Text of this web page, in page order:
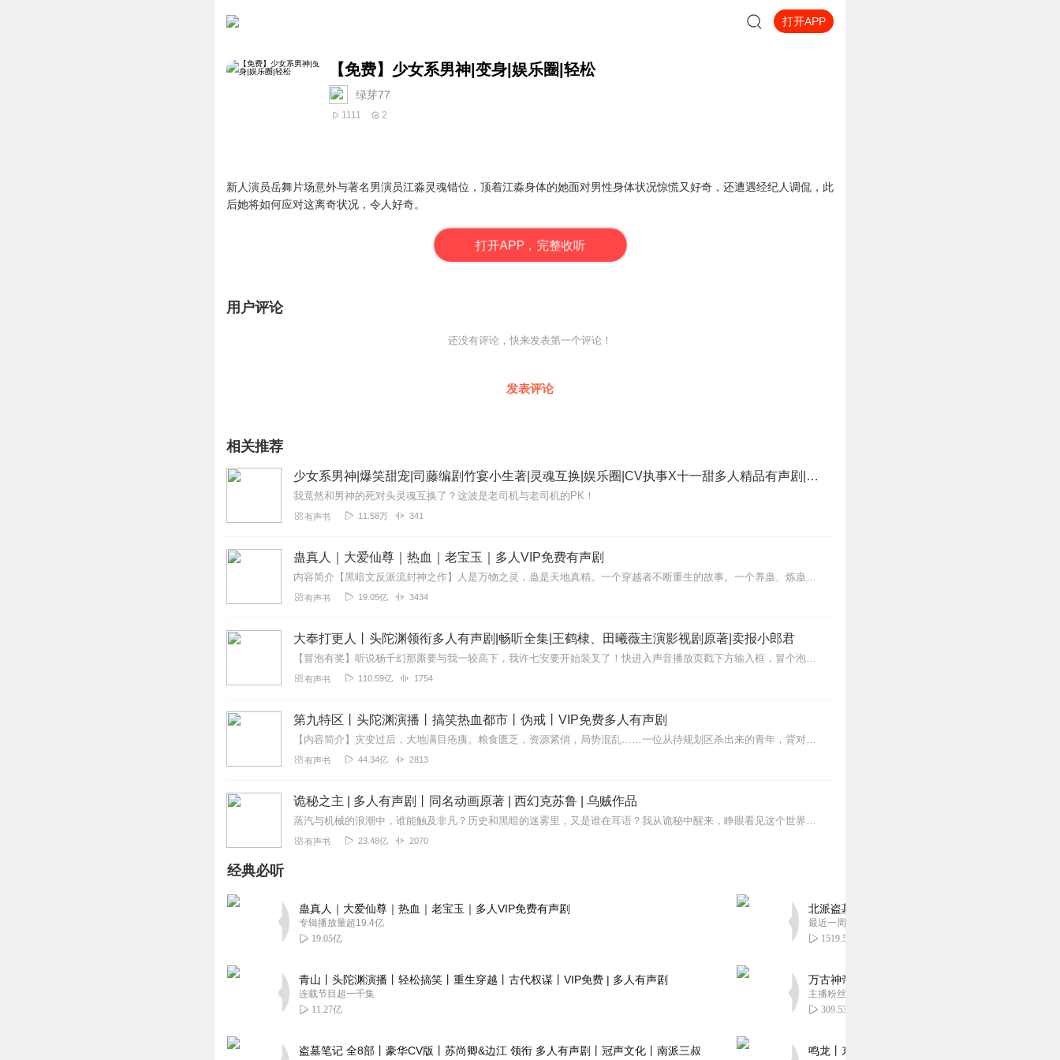
打开APP
【免费】少女系男神|变身|娱乐圈|轻松
绿芽77
1111 2
新人演员岳舞片场意外与著名男演员江淼灵魂错位，顶着江淼身体的她面对男性身体状况惊慌又好奇，还遭遇经纪人调侃，此
后她将如何应对这离奇状况，令人好奇。
打开APP，完整收听
用户评论
还没有评论，快来发表第一个评论！
发表评论
相关推荐
少女系男神|爆笑甜宠|司藤编剧竹宴小生著|灵魂互换|娱乐圈|CV执事X十一甜多人精品有声剧|回音社
我竟然和男神的死对头灵魂互换了？这波是老司机与老司机的PK！
有声书 11.58万 341
蛊真人｜大爱仙尊｜热血｜老宝玉｜多人VIP免费有声剧
内容简介【黑暗文反派流封神之作】人是万物之灵，蛊是天地真精。一个穿越者不断重生的故事。一个养蛊、炼蛊、用蛊的奇特世界。配音组（男角色）老宝玉旁白...
有声书 19.05亿 3434
大奉打更人丨头陀渊领衔多人有声剧|畅听全集|王鹤棣、田曦薇主演影视剧原著|卖报小郎君
【冒泡有奖】听说杨千幻那厮要与我一较高下，我许七安要开始装叉了！快进入声音播放页戳下方输入框，冒个泡偷偷告诉我，我要用哪些诗词才能胜过他？说得好的，有赏！202...
有声书 110.59亿 1754
第九特区丨头陀渊演播丨搞笑热血都市丨伪戒丨VIP免费多人有声剧
【内容简介】灾变过后，大地满目疮痍。粮食匮乏，资源紧俏，局势混乱……一位从待规划区杀出来的青年，背对着漫天黄沙，孤身来到九区谋生，却不曾想偶然结识三五好友，一念...
有声书 44.34亿 2813
诡秘之主 | 多人有声剧丨同名动画原著 | 西幻克苏鲁 | 乌贼作品
蒸汽与机械的浪潮中，谁能触及非凡？历史和黑暗的迷雾里，又是谁在耳语？我从诡秘中醒来，睁眼看见这个世界：枪械，大炮，巨舰，飞空艇，差分机；魔药，占卜，诅咒，倒吊人...
有声书 23.48亿 2070
经典必听
蛊真人｜大爱仙尊｜热血｜老宝玉｜多人VIP免费有声剧
专辑播放量超19.4亿
19.05亿
青山丨头陀渊演播丨轻松搞笑丨重生穿越丨古代权谋丨VIP免费 | 多人有声剧
连载节目超一千集
11.27亿
盗墓笔记 全8部丨豪华CV版丨苏尚卿&边江 领衔 多人有声剧丨冠声文化丨南派三叔
北派盗墓笔记丨头陀渊出品丨悬疑灵异丨摸金校尉
最近一周更新
1519.59万
万古神帝丨玄幻丨热血丨紫襟团队演播丨多人有声
主播粉丝2836万
309.53万
鸣龙丨东方玄幻丨紫襟团队丨轻松搞笑丨多人有声